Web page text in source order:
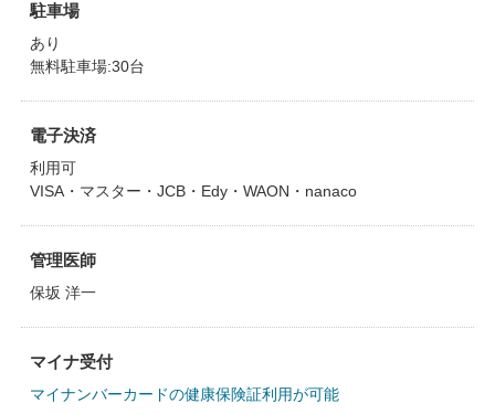
駐車場
あり
無料駐車場:30台
電子決済
利用可
VISA・マスター・JCB・Edy・WAON・nanaco
管理医師
保坂 洋一
マイナ受付
マイナンバーカードの健康保険証利用が可能